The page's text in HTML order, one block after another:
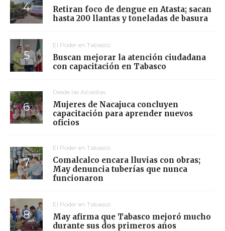
Retiran foco de dengue en Atasta; sacan
hasta 200 llantas y toneladas de basura
El Poder en Tabasco
Buscan mejorar la atención ciudadana
con capacitación en Tabasco
Desde las Alcaldías
Mujeres de Nacajuca concluyen
capacitación para aprender nuevos
oficios
El Poder en Tabasco
Comalcalco encara lluvias con obras;
May denuncia tuberías que nunca
funcionaron
El Poder en Tabasco
May afirma que Tabasco mejoró mucho
durante sus dos primeros años